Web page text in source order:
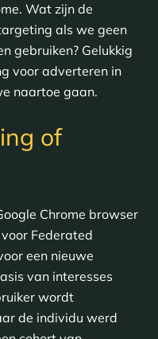
Wat zijn de
als we geen
gebruiken? Gelukkig
voor adverteren in
naartoe gaan.
of
Chrome browser
Federated
een nieuwe
van interesses
wordt
de individu werd